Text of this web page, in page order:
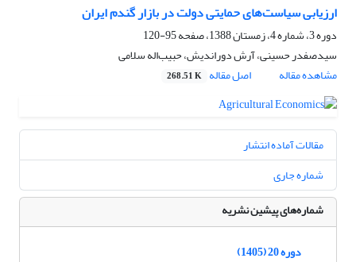
ارزیابی سیاست‌های حمایتی دولت در بازار گندم ایران
دوره 3، شماره 4، زمستان 1388، صفحه
95-120
سیدصفدر حسینی، آرش دوراندیش، حبیب‌اله سلامی
مشاهده مقاله
اصل مقاله 268.51 K
مقالات آماده انتشار
شماره جاری
شماره‌های پیشین نشریه
دوره 20 (1405)